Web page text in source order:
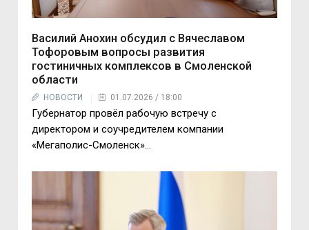
Василий Анохин обсудил с Вячеславом
Тофоровым вопросы развития
гостиничных комплексов в Смоленской
области
НОВОСТИ 01.07.2026 / 18:00
Губернатор провёл рабочую встречу с
директором и соучредителем компании
«Мегаполис-Смоленск»...